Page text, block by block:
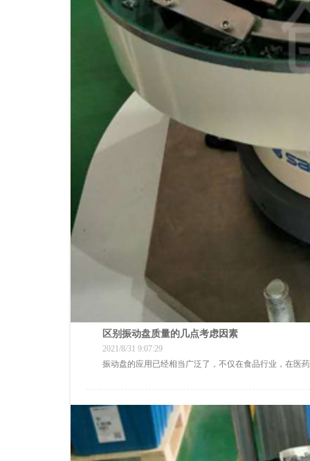
区别振动盘质量的几点考虑因素
2021/8/31 9:07:29
振动盘的应用已经相当广泛了，不仅在食品行业，在医